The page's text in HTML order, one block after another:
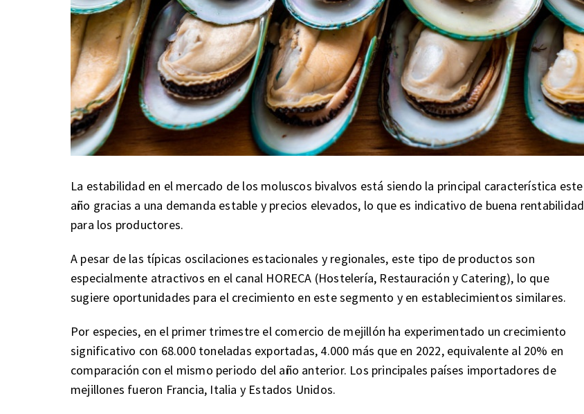
La estabilidad en el mercado de los moluscos bivalvos está siendo la principal característica este
año gracias a una demanda estable y precios elevados, lo que es indicativo de buena rentabilidad
para los productores.
A pesar de las típicas oscilaciones estacionales y regionales, este tipo de productos son
especialmente atractivos en el canal HORECA (Hostelería, Restauración y Catering), lo que
sugiere oportunidades para el crecimiento en este segmento y en establecimientos similares.
Por especies, en el primer trimestre el comercio de mejillón ha experimentado un crecimiento
significativo con 68.000 toneladas exportadas, 4.000 más que en 2022, equivalente al 20% en
comparación con el mismo periodo del año anterior. Los principales países importadores de
mejillones fueron Francia, Italia y Estados Unidos.